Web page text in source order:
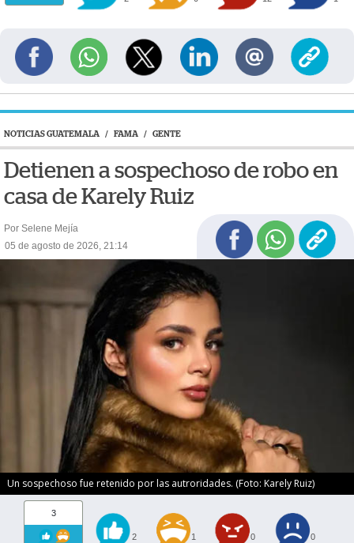
NOTICIAS GUATEMALA / FAMA / GENTE
Detienen a sospechoso de robo en
casa de Karely Ruiz
Por Selene Mejía
05 de agosto de 2026, 21:14
Un sospechoso fue retenido por las autroridades. (Foto: Karely Ruiz)
3
2 1 0 0